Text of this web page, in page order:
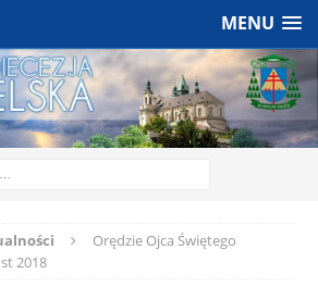
MENU
Orędzie Ojca Świętego
2018